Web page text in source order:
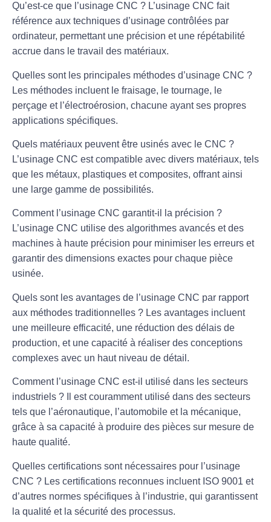
Qu’est-ce que l’usinage CNC ? L’usinage CNC fait
référence aux techniques d’usinage contrôlées par
ordinateur, permettant une précision et une répétabilité
accrue dans le travail des matériaux.
Quelles sont les principales méthodes d’usinage CNC ?
Les méthodes incluent le fraisage, le tournage, le
perçage et l’électroérosion, chacune ayant ses propres
applications spécifiques.
Quels matériaux peuvent être usinés avec le CNC ?
L’usinage CNC est compatible avec divers matériaux, tels
que les métaux, plastiques et composites, offrant ainsi
une large gamme de possibilités.
Comment l’usinage CNC garantit-il la précision ?
L’usinage CNC utilise des algorithmes avancés et des
machines à haute précision pour minimiser les erreurs et
garantir des dimensions exactes pour chaque pièce
usinée.
Quels sont les avantages de l’usinage CNC par rapport
aux méthodes traditionnelles ? Les avantages incluent
une meilleure efficacité, une réduction des délais de
production, et une capacité à réaliser des conceptions
complexes avec un haut niveau de détail.
Comment l’usinage CNC est-il utilisé dans les secteurs
industriels ? Il est couramment utilisé dans des secteurs
tels que l’aéronautique, l’automobile et la mécanique,
grâce à sa capacité à produire des pièces sur mesure de
haute qualité.
Quelles certifications sont nécessaires pour l’usinage
CNC ? Les certifications reconnues incluent ISO 9001 et
d’autres normes spécifiques à l’industrie, qui garantissent
la qualité et la sécurité des processus.